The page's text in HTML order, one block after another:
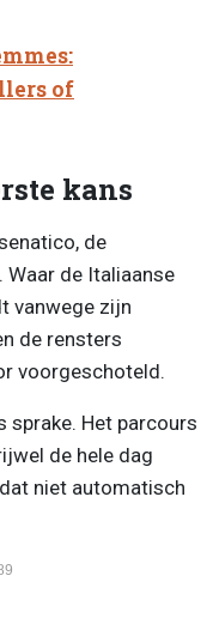
of
kans
de
Waar de Italiaanse
vanwege zijn
de rensters
voorgeschoteld.
sprake. Het parcours
de hele dag
niet automatisch